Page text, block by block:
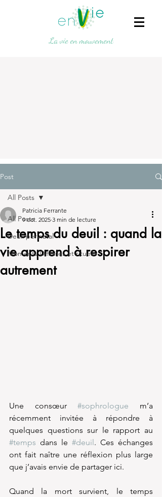
La vie en mouvement
Post
All Posts
Deuil périnatal
Moments Difficiles et rituels
All Posts
Le temps du deuil : quand la
vie apprend à respirer
autrement
Patricia Ferrante
9 oct. 2025 3 min de lecture
Une consœur #sophrologue m’a
récemment invitée à répondre à
#temps dans le #deuil . Ces échanges
ont fait naître une réflexion plus large
que j’avais envie de partager ici.
Quand la mort survient, le temps